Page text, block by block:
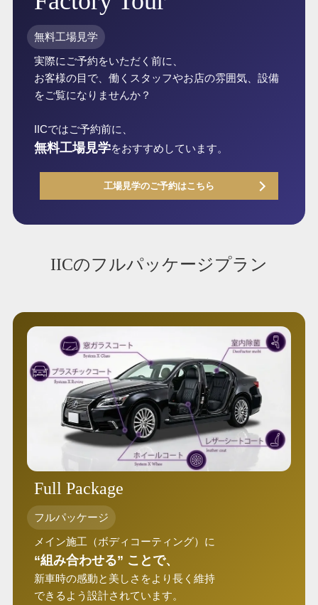
無料工場見学
実際にご予約をいただく前に、
お客様の目で、働くスタッフやお店の雰囲気、設備
をご覧になりませんか？
IICではご予約前に、
無料工場見学をおすすめしています。
工場見学のご予約はこちら
IICのフルパッケージプラン
Full Package
フルパッケージ
メイン施工（ボディコーティング）に
“組み合わせる” ことで、
新車時の感動と美しさをより長く維持
できるよう設計されています。